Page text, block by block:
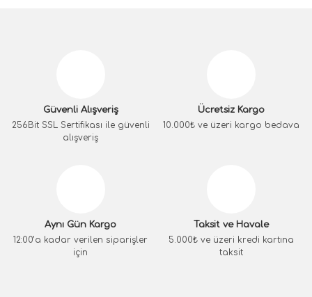
Güvenli Alışveriş
256Bit SSL Sertifikası ile güvenli
alışveriş
Ücretsiz Kargo
10.000₺ ve üzeri kargo bedava
Aynı Gün Kargo
12:00’a kadar verilen siparişler
için
Taksit ve Havale
5.000₺ ve üzeri kredi kartına
taksit